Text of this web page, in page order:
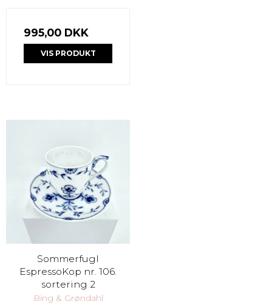
995,00 DKK
VIS PRODUKT
Sommerfugl
EspressoKop nr. 106.
sortering 2
Bing & Grøndahl